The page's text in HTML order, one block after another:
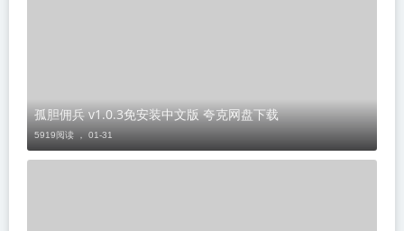
孤胆佣兵 v1.0.3免安装中文版 夸克网盘下载
5919阅读 ， 01-31